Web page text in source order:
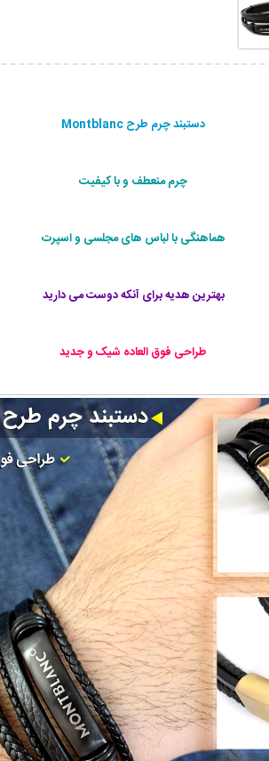
دستبند چرم طرح Montblanc
چرم منعطف و با کیفیت
هماهنگی با لباس های مجلسی و اسپرت
بهترین هدیه برای آنکه دوست می دارید
طراحی فوق العاده شيک و جديد